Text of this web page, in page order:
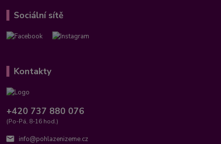
Sociální sítě
Kontakty
+420 737 880 076
(Po-Pá, 8-16 hod.)
info@pohlazenizeme.cz